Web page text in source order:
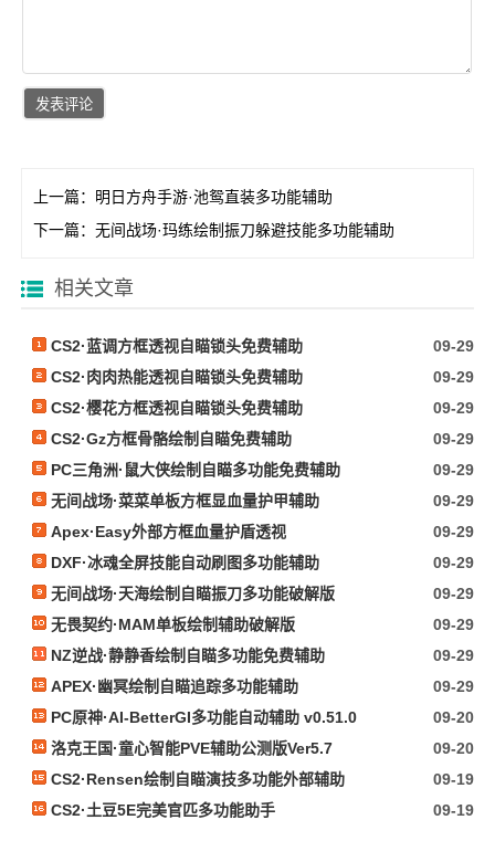
上一篇：
明日方舟手游·池鸳直装多功能辅助
下一篇： 无间战场·玛练绘制振刀躲避技能多功能辅助
相关文章
CS2·蓝调方框透视自瞄锁头免费辅助
09-29
CS2·肉肉热能透视自瞄锁头免费辅助
09-29
CS2·樱花方框透视自瞄锁头免费辅助
09-29
CS2·Gz方框骨骼绘制自瞄免费辅助
09-29
PC三角洲·鼠大侠绘制自瞄多功能免费辅助
09-29
无间战场·菜菜单板方框显血量护甲辅助
09-29
Apex·Easy外部方框血量护盾透视
09-29
DXF·冰魂全屏技能自动刷图多功能辅助
09-29
无间战场·天海绘制自瞄振刀多功能破解版
09-29
无畏契约·MAM单板绘制辅助破解版
09-29
NZ逆战·静静香绘制自瞄多功能免费辅助
09-29
APEX·幽冥绘制自瞄追踪多功能辅助
09-29
PC原神·AI-BetterGI多功能自动辅助 v0.51.0
09-20
洛克王国·童心智能PVE辅助公测版Ver5.7
09-20
CS2·Rensen绘制自瞄演技多功能外部辅助
09-19
CS2·土豆5E完美官匹多功能助手
09-19